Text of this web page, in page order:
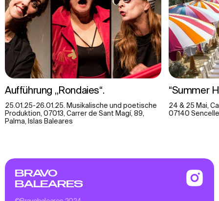
Aufführung „Rondaies“.
25.01.25-26.01.25. Musikalische und poetische
Produktion, 07013, Carrer de Sant Magí, 89,
Palma, Islas Baleares
“Summer
24 & 25 Mai,
07140
BRAVO
BALEARES